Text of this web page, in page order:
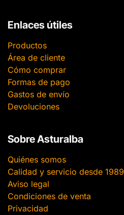
Enlaces útiles
Productos
Área de cliente
Cómo comprar
Formas de pago
Gastos de envío
Devoluciones
Sobre Asturalba
Quiénes somos
Calidad y servicio desde 1989
Aviso legal
Condiciones de venta
Privacidad